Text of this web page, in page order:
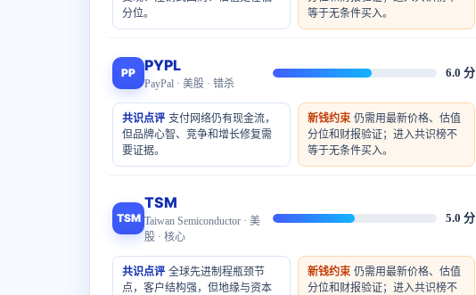
分位。
等于无条件买入。
PP PYPL
PayPal · 美股 · 错杀
6.0 分
共识点评 支付网络仍有现金流，
但品牌心智、竞争和增长修复需
要证据。
新钱约束 仍需用最新价格、估值
分位和财报验证；进入共识榜不
等于无条件买入。
TSM
TSM
Taiwan Semiconductor · 美
股 · 核心
5.0 分
共识点评 全球先进制程瓶颈节
点，客户结构强，但地缘与资本
新钱约束 仍需用最新价格、估值
分位和财报验证；进入共识榜不